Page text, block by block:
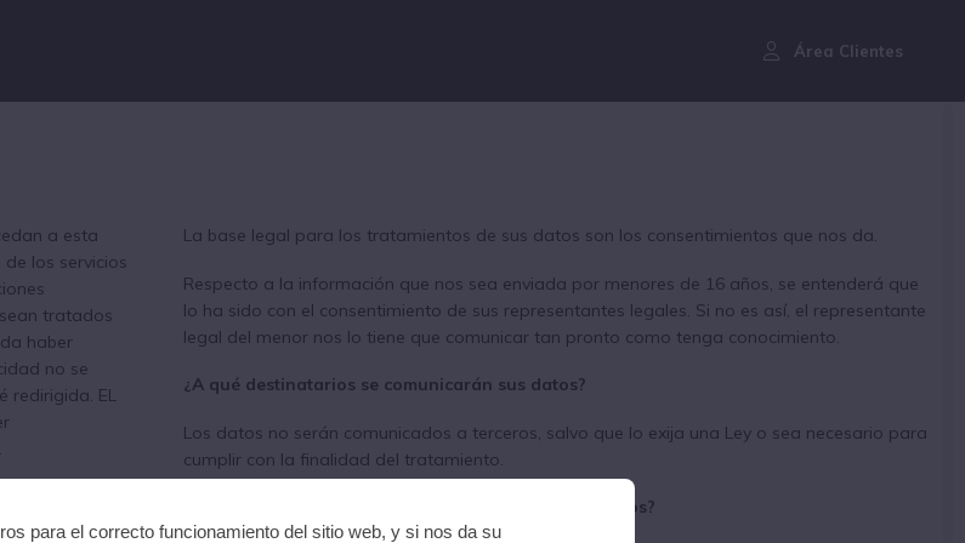
Área Clientes
a esta
los servicios
tratados
haber
no se
redirigida. EL
LO 3/2018)
La base legal para los tratamientos de sus datos son los consentimientos que nos da.
Respecto a la información que nos sea enviada por menores de 16 años, se entenderá que
lo ha sido con el consentimiento de sus representantes legales. Si no es así, el representante
legal del menor nos lo tiene que comunicar tan pronto como tenga conocimiento.
¿A qué destinatarios se comunicarán sus datos?
Los datos no serán comunicados a terceros, salvo que lo exija una Ley o sea necesario para
cumplir con la finalidad del tratamiento.
¿Cuáles son sus derechos cuando nos facilita sus datos?
para el correcto funcionamiento del sitio web, y si nos da su